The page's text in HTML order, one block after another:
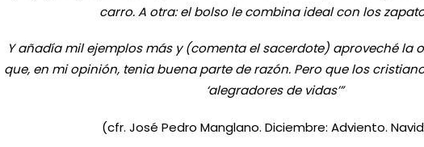
carro. A otra: el bolso le combina ideal con los
Y añadía mil ejemplos más y (comenta el sacerdote) aproveché la
que, en mi opinión, tenia buena parte de razón. Pero que los
‘alegradores de vidas’”
(cfr. José Pedro Manglano. Diciembre: Adviento.